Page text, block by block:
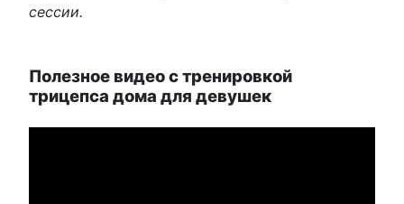
сессии.
Полезное видео с тренировкой
трицепса дома для девушек